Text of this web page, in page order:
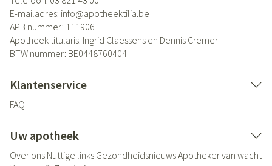
E-mailadres: info@apotheektilia.be
APB nummer: 111906
Apotheek titularis: Ingrid Claessens en Dennis Cremer
BTW nummer: BE0448760404
Klantenservice
FAQ
Uw apotheek
Over ons Nuttige links GezondheidsnieuwsApotheker van wacht